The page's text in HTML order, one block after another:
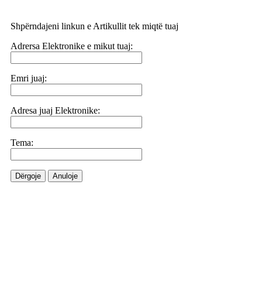
Shpërndajeni linkun e Artikullit tek miqtë tuaj
Adrersa Elektronike e mikut tuaj:
Emri juaj:
Adresa juaj Elektronike:
Tema:
Dërgoje Anuloje